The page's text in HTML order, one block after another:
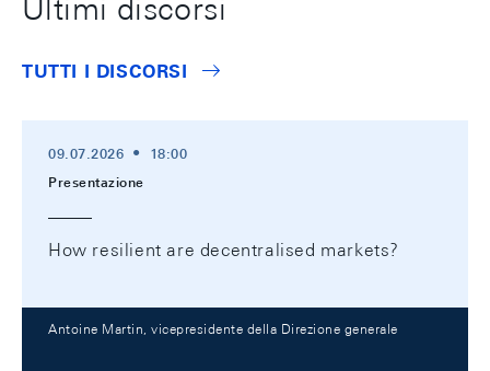
Ultimi discorsi
TUTTI I DISCORSI
09.07.2026
18:00
Presentazione
How resilient are decentralised markets?
Antoine Martin, vicepresidente della Direzione generale